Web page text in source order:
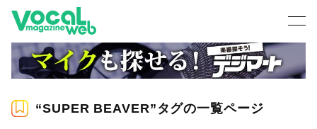
“SUPER BEAVER”タグの一覧ページ